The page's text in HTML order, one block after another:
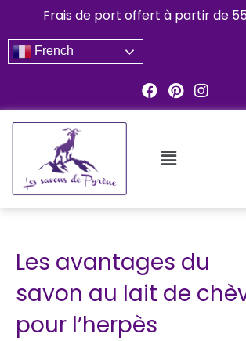
Frais de port offert à partir de
French
Les avantages du
savon au lait de
pour l’herpès